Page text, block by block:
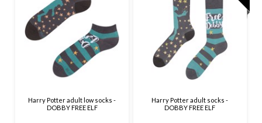
Harry Potter strømper
Harry Potter kostume
Harry Potter kostumer til børn
Harry Potter merchandise
Harry Potter sokker børn
Harry Potter strømper børn
Harry Potter figurer
Dumbledore harry potter
Harry Potter adult low socks -
DOBBY FREE ELF
Harry Potter adult socks -
DOBBY FREE ELF